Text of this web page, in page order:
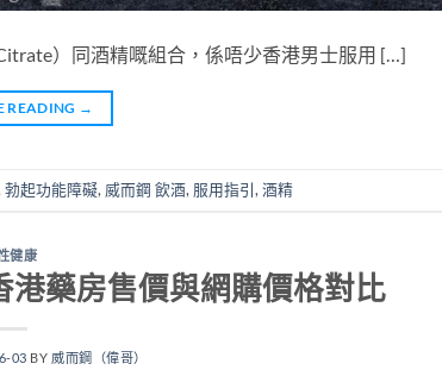
）同酒精嘅組合，係唔少香港男士服用 […]
READING →
勃起功能障礙, 威而鋼 飲酒, 服用指引,酒精
健康
藥房售價與網購價格對比
03 BY 威而鋼（偉哥）